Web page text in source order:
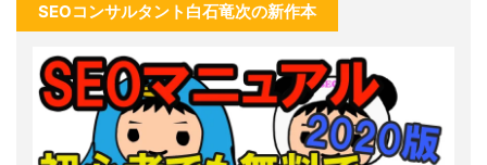
SEOコンサルタント白石竜次の新作本